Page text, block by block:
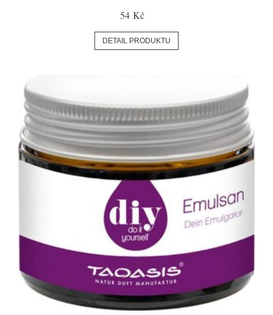
54 Kč
DETAIL PRODUKTU